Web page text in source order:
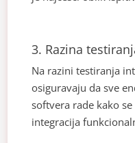
3. Razina
Na razini testiranja
osiguravaju da sve
softvera rade kako
integracija